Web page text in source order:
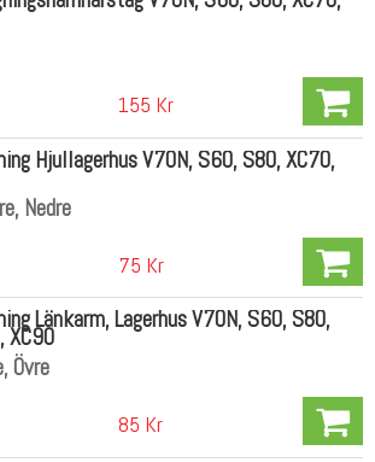
155 Kr
Hjullagerhus V70N, S60, S80, XC70,
Nedre
75 Kr
Länkarm, Lagerhus V70N, S60, S80,
XC90
Övre
85 Kr